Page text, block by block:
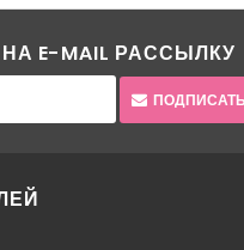
E-MAIL РАССЫЛКУ